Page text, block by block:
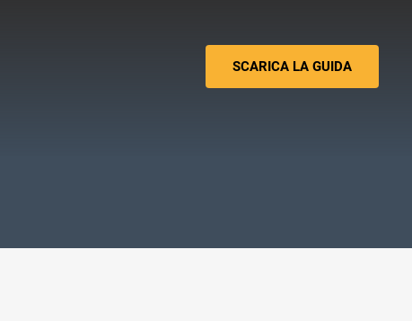
SCARICA LA GUIDA